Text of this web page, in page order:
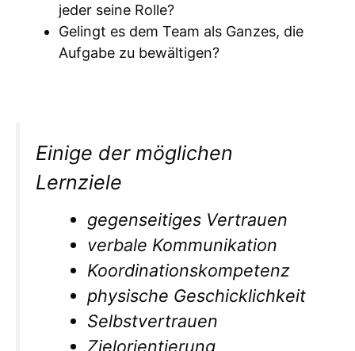
jeder seine Rolle?
Gelingt es dem Team als Ganzes, die
Aufgabe zu bewältigen?
Einige der möglichen
Lernziele
gegenseitiges Vertrauen
verbale Kommunikation
Koordinationskompetenz
physische Geschicklichkeit
Selbstvertrauen
Zielorientierung